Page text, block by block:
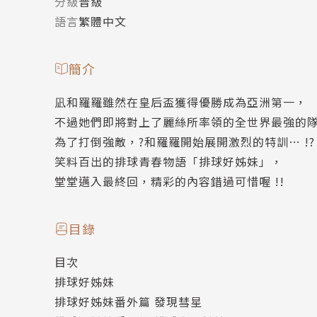
語言繁體中文
簡介
凪和羅羅雖然在皇后盃獲得優勝成為亞洲第一，
不過她們即將對上了麗絲所率領的全世界最強的
為了打倒強敵，?和羅羅開始展開激烈的特訓… !?
笑料百出的排球青春物語「排球好姊妹」，
堂堂邁入最終回，精彩的內容錯過可惜喔 !!
目錄
目次
排球好姊妹
排球好姊妹番外篇 發現彗星